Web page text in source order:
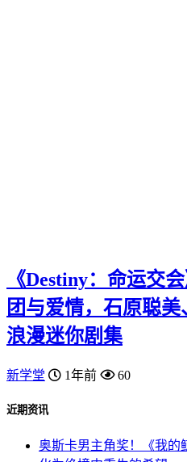
《Destiny：命运交
团与爱情，石原聪
浪漫迷你剧集
新学堂 1年前 60
近期资讯
奥斯卡男主角奖！《我的